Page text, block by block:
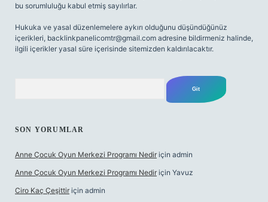
bu sorumluluğu kabul etmiş sayılırlar.
Hukuka ve yasal düzenlemelere aykırı olduğunu düşündüğünüz
içerikleri, backlinkpanelicomtr@gmail.com adresine bildirmeniz halinde,
ilgili içerikler yasal süre içerisinde sitemizden kaldırılacaktır.
SON YORUMLAR
Anne Çocuk Oyun Merkezi Programı Nedir için admin
Anne Çocuk Oyun Merkezi Programı Nedir için Yavuz
Ciro Kaç Çeşittir için admin